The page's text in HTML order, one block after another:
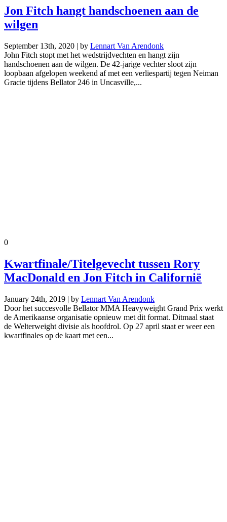
Jon Fitch hangt handschoenen aan de
wilgen
September 13th, 2020 | by Lennart Van Arendonk
John Fitch stopt met het wedstrijdvechten en hangt zijn
handschoenen aan de wilgen. De 42-jarige vechter sloot zijn
loopbaan afgelopen weekend af met een verliespartij tegen Neiman
Gracie tijdens Bellator 246 in Uncasville,...
0
Kwartfinale/Titelgevecht tussen Rory
MacDonald en Jon Fitch in Californië
January 24th, 2019 | by Lennart Van Arendonk
Door het succesvolle Bellator MMA Heavyweight Grand Prix werkt
de Amerikaanse organisatie opnieuw met dit format. Ditmaal staat
de Welterweight divisie als hoofdrol. Op 27 april staat er weer een
kwartfinales op de kaart met een...